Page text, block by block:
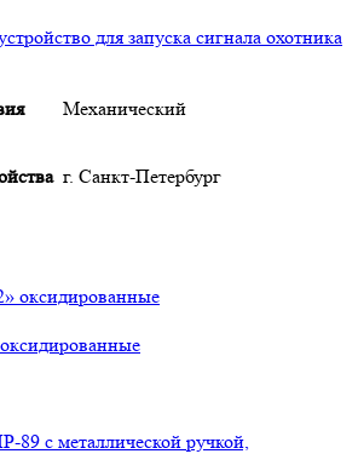
для запуска сигнала охотника
Механический
г. Санкт-Петербург